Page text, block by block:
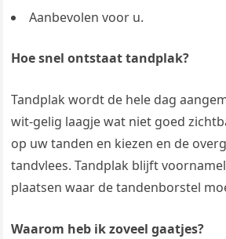
Aanbevolen voor u.
Hoe snel ontstaat tandplak?
Tandplak wordt de hele dag
wit-gelig laagje wat niet goed
op uw tanden en kiezen en de
tandvlees. Tandplak blijft
plaatsen waar de tandenborstel
Waarom heb ik zoveel gaatjes?